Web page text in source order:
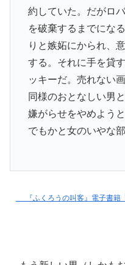
約していた。だがロ
を破棄するまでにな
りと嫉妬にかられ、
する。それに手を貸
ッキーだ。売れない
同様のおとなしい男
嫌がらせをやめよう
でもかと女のいやな
『ふくろうの叫客』電子書